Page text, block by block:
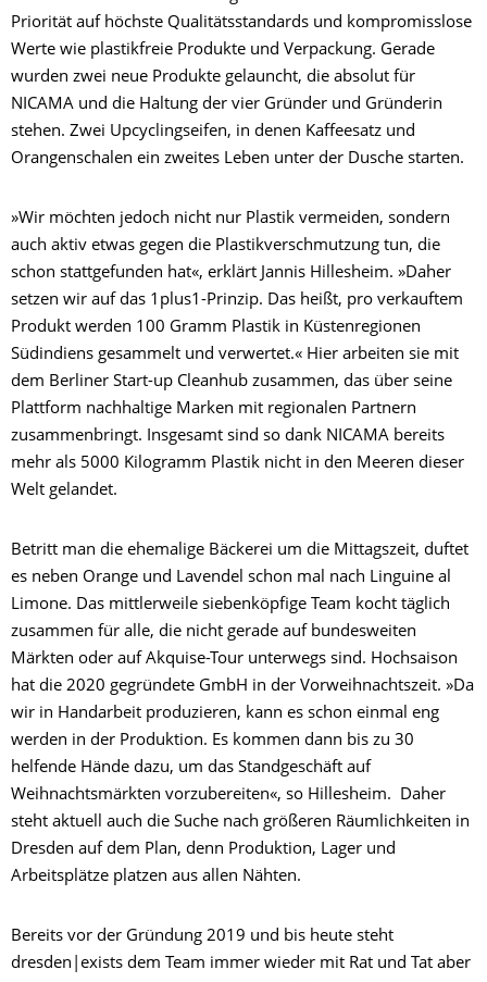
Priorität auf höchste Qualitätsstandards und kompromisslose
Werte wie plastikfreie Produkte und Verpackung. Gerade
wurden zwei neue Produkte gelauncht, die absolut für
NICAMA und die Haltung der vier Gründer und Gründerin
stehen. Zwei Upcyclingseifen, in denen Kaffeesatz und
Orangenschalen ein zweites Leben unter der Dusche starten.
»Wir möchten jedoch nicht nur Plastik vermeiden, sondern
auch aktiv etwas gegen die Plastikverschmutzung tun, die
schon stattgefunden hat«, erklärt Jannis Hillesheim. »Daher
setzen wir auf das 1plus1-Prinzip. Das heißt, pro verkauftem
Produkt werden 100 Gramm Plastik in Küstenregionen
Südindiens gesammelt und verwertet.« Hier arbeiten sie mit
dem Berliner Start-up Cleanhub zusammen, das über seine
Plattform nachhaltige Marken mit regionalen Partnern
zusammenbringt. Insgesamt sind so dank NICAMA bereits
mehr als 5000 Kilogramm Plastik nicht in den Meeren dieser
Welt gelandet.
Betritt man die ehemalige Bäckerei um die Mittagszeit, duftet
es neben Orange und Lavendel schon mal nach Linguine al
Limone. Das mittlerweile siebenköpfige Team kocht täglich
zusammen für alle, die nicht gerade auf bundesweiten
Märkten oder auf Akquise-Tour unterwegs sind. Hochsaison
hat die 2020 gegründete GmbH in der Vorweihnachtszeit. »Da
wir in Handarbeit produzieren, kann es schon einmal eng
werden in der Produktion. Es kommen dann bis zu 30
helfende Hände dazu, um das Standgeschäft auf
Weihnachtsmärkten vorzubereiten«, so Hillesheim. Daher
steht aktuell auch die Suche nach größeren Räumlichkeiten in
Dresden auf dem Plan, denn Produktion, Lager und
Arbeitsplätze platzen aus allen Nähten.
Bereits vor der Gründung 2019 und bis heute steht
dresden|exists dem Team immer wieder mit Rat und Tat aber